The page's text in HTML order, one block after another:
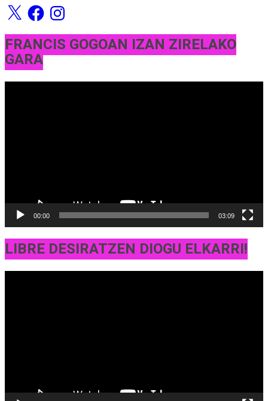
X FacebookInstagram
FRANCIS GOGOAN IZAN ZIRELAKO
GARA
00:00 03:09
LIBRE DESIRATZEN DIOGU ELKARRI!